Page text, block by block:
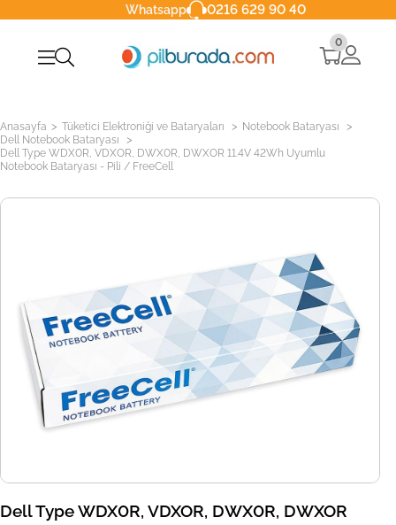
Whatsapp 0216 629 90 40
0
Anasayfa > Tüketici Elektroniği ve Bataryaları > Notebook Bataryası >
Dell Notebook Bataryası >
Dell Type WDX0R, VDXOR, DWX0R, DWXOR 11.4V 42Wh Uyumlu
Notebook Bataryası - Pili / FreeCell
Dell Type WDX0R, VDXOR, DWX0R, DWXOR